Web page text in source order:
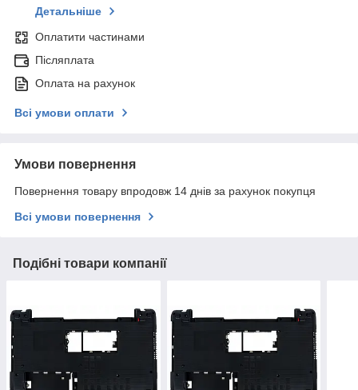
Детальніше
Оплатити частинами
Післяплата
Оплата на рахунок
Всі умови оплати
Умови повернення
Повернення товару впродовж 14 днів за рахунок покупця
Всі умови повернення
Подібні товари компанії